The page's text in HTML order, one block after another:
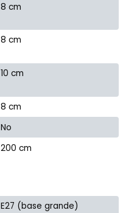
8 cm
8 cm
10 cm
8 cm
No
200 cm
E27 (base grande)